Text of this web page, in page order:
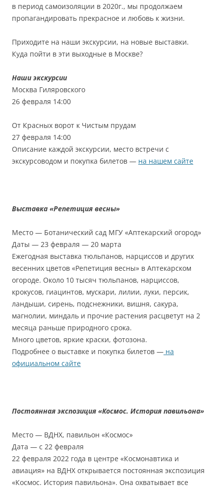
в период самоизоляции в 2020г., мы продолжаем
пропагандировать прекрасное и любовь к жизни.
Приходите на наши экскурсии, на новые выставки.
Куда пойти в эти выходные в Москве?
Наши экскурсии
Москва Гиляровского
26 февраля 14:00
От Красных ворот к Чистым прудам
27 февраля 14:00
Описание каждой экскурсии, место встречи с
экскурсоводом и покупка билетов — на нашем сайте
Выставка «Репетиция весны»
Место — Ботанический сад МГУ «Аптекарский огород»
Даты — 23 февраля — 20 марта
Ежегодная выставка тюльпанов, нарциссов и других
весенних цветов «Репетиция весны» в Аптекарском
огороде. Около 10 тысяч тюльпанов, нарциссов,
крокусов, гиацинтов, мускари, лилии, луки, персик,
ландыши, сирень, подснежники, вишня, сакура,
магнолии, миндаль и прочие растения расцветут на 2
месяца раньше природного срока.
Много цветов, яркие краски, фотозона.
Подробнее о выставке и покупка билетов — на
официальном сайте
Постоянная экспозиция «Космос. История павильона»
Место — ВДНХ, павильон «Космос»
Дата — с 22 февраля
22 февраля 2022 года в центре «Космонавтика и
авиация» на ВДНХ открывается постоянная экспозиция
«Космос. История павильона». Она охватывает все